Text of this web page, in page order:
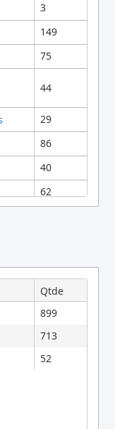
3
149
75
44
29
86
40
62
49
8
12
13
133
Qtde
899
713
52